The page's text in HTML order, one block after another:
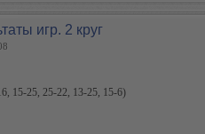
игр. 2 круг
15-25, 25-22, 13-25, 15-6)